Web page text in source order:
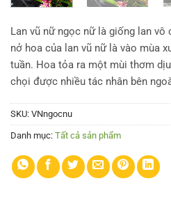
Lan vũ nữ ngọc nữ là giống lan vô
nở hoa của lan vũ nữ là vào mùa
tuần. Hoa tỏa ra một mùi thơm
chọi được nhiều tác nhân bên
SKU: VNngocnu
Danh mục: Tất cả sản phẩm